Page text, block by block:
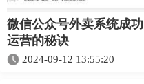
微信公众号外卖系统成功
运营的秘诀
2024-09-12 13:55:20